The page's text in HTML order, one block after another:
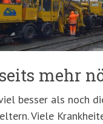
mehr
besser als noch
Viele